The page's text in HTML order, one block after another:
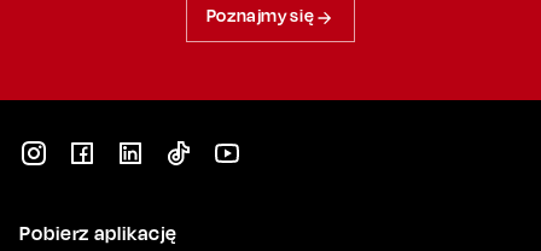
Poznajmy się
Pobierz aplikację